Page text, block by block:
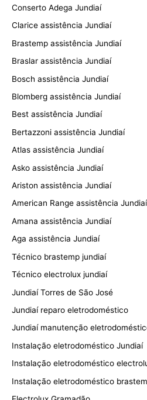
Conserto Adega Jundiaí
Clarice assistência Jundiaí
Brastemp assistência Jundiaí
Braslar assistência Jundiaí
Bosch assistência Jundiaí
Blomberg assistência Jundiaí
Best assistência Jundiaí
Bertazzoni assistência Jundiaí
Atlas assistência Jundiaí
Asko assistência Jundiaí
Ariston assistência Jundiaí
American Range assistência Jundiaí
Amana assistência Jundiaí
Aga assistência Jundiaí
Técnico brastemp jundiaí
Técnico electrolux jundiaí
Jundiaí Torres de São José
Jundiaí reparo eletrodoméstico
Jundiaí manutenção
Instalação eletrodoméstico Jundiaí
Instalação eletrodoméstico
Instalação eletrodoméstico